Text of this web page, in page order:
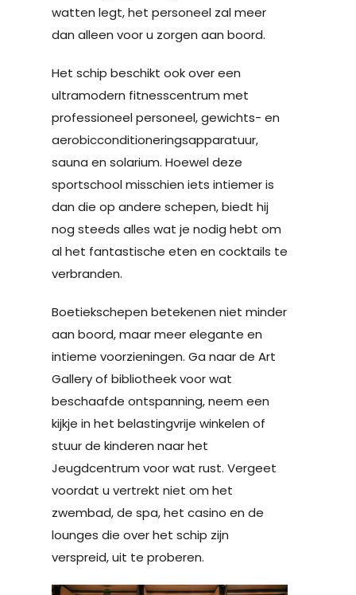
watten legt, het personeel zal meer
dan alleen voor u zorgen aan boord.
Het schip beschikt ook over een
ultramodern fitnesscentrum met
professioneel personeel, gewichts- en
aerobicconditioneringsapparatuur,
sauna en solarium. Hoewel deze
sportschool misschien iets intiemer is
dan die op andere schepen, biedt hij
nog steeds alles wat je nodig hebt om
al het fantastische eten en cocktails te
verbranden.
Boetiekschepen betekenen niet minder
aan boord, maar meer elegante en
intieme voorzieningen. Ga naar de Art
Gallery of bibliotheek voor wat
beschaafde ontspanning, neem een ​​
kijkje in het belastingvrije winkelen of
stuur de kinderen naar het
Jeugdcentrum voor wat rust. Vergeet
voordat u vertrekt niet om het
zwembad, de spa, het casino en de
lounges die over het schip zijn
verspreid, uit te proberen.